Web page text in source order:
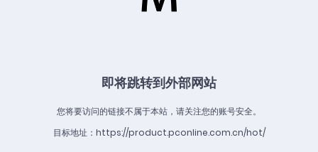
即将跳转到外部网站
您将要访问的链接不属于本站，请关注您的账号安全。
目标地址：https://product.pconline.com.cn/hot/